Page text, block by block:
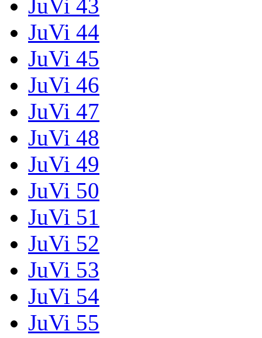
JuVi 43
JuVi 44
JuVi 45
JuVi 46
JuVi 47
JuVi 48
JuVi 49
JuVi 50
JuVi 51
JuVi 52
JuVi 53
JuVi 54
JuVi 55